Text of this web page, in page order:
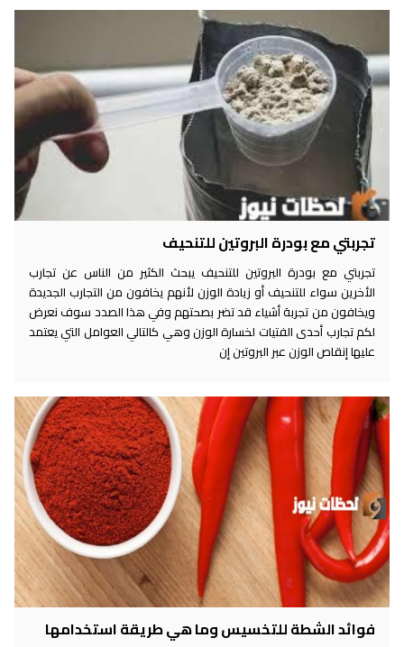
تجربتي مع بودرة البروتين للتنحيف
تجربتي مع بودرة البروتين للتنحيف يبحث الكثير من الناس عن تجارب
الأخرين سواء للتنحيف أو زيادة الوزن لأنهم يخافون من التجارب الجديدة
ويخافون من تجربة أشياء قد تضر بصحتهم وفي هذا الصدد سوف نعرض
لكم تجارب أحدى الفتيات لخسارة الوزن وهي كالتالي العوامل التي يعتمد
عليها إنقاص الوزن عبر البروتين إن
فوائد الشطة للتخسيس وما هي طريقة استخدامها